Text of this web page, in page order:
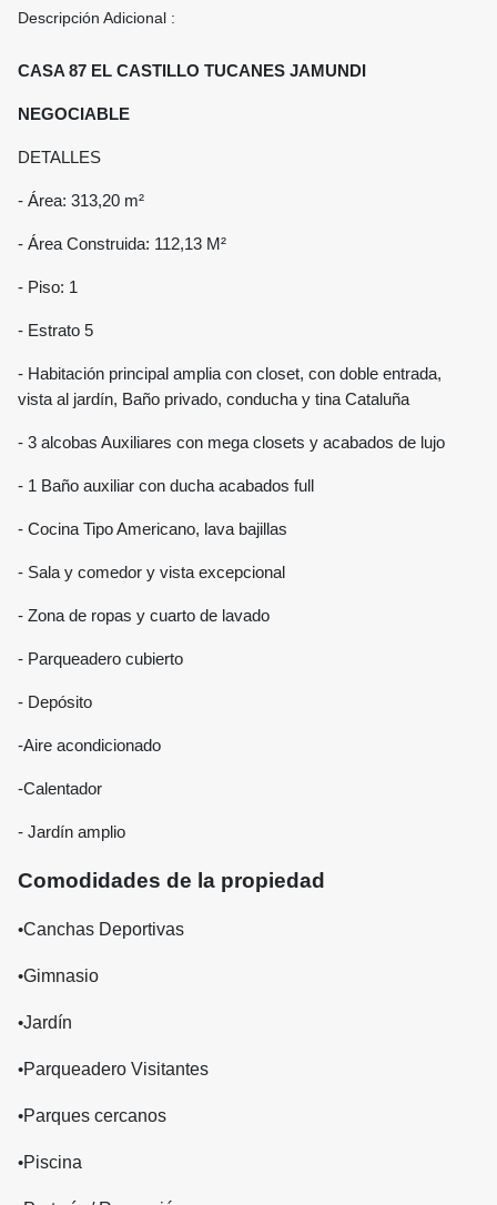
Descripción Adicional :
CASA 87 EL CASTILLO TUCANES JAMUNDI
NEGOCIABLE
DETALLES
- Área: 313,20 m²
- Área Construida: 112,13 M²
- Piso: 1
- Estrato 5
- Habitación principal amplia con closet, con doble entrada,
vista al jardín, Baño privado, conducha y tina Cataluña
- 3 alcobas Auxiliares con mega closets y acabados de lujo
- 1 Baño auxiliar con ducha acabados full
- Cocina Tipo Americano, lava bajillas
- Sala y comedor y vista excepcional
- Zona de ropas y cuarto de lavado
- Parqueadero cubierto
- Depósito
-Aire acondicionado
-Calentador
- Jardín amplio
Comodidades de la propiedad
•Canchas Deportivas
•Gimnasio
•Jardín
•Parqueadero Visitantes
•Parques cercanos
•Piscina